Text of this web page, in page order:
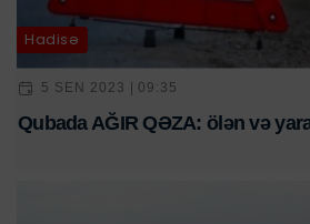
Hadisə
5 SEN 2023 | 09:35
Qubada AĞIR QƏZA: ölən və